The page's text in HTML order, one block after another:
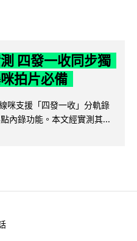
四發一收同步獨
拍片必備
咪支援「四發一收」分軌錄
內錄功能。本文經實測其...